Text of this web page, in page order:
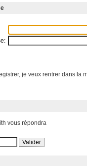
je veux rentrer dans la
vous répondra